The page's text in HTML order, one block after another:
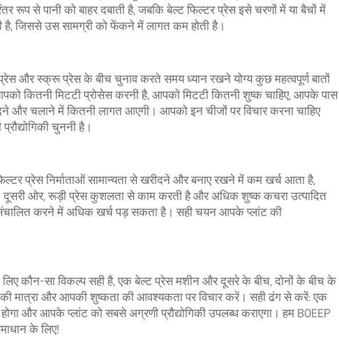
रूप से पानी को बाहर दबाती है, जबकि बेल्ट फिल्टर प्रेस इसे चरणों में या बैचों में
जिससे उस सामग्री को फेंकने में लागत कम होती है।
और स्क्रू प्रेस के बीच चुनाव करते समय ध्यान रखने योग्य कुछ महत्वपूर्ण बातों
कितनी मिटटी प्रोसेस करनी है, आपको मिटटी कितनी शुष्क चाहिए, आपके पास
और चलाने में कितनी लागत आएगी। आपको इन चीजों पर विचार करना चाहिए
चुननी है।
प्रेस निर्माताओंसामान्यता से खरीदने और बनाए रखने में कम खर्च आता है,
दूसरी ओर, रूड़ी प्रेस कुशलता से काम करती है और अधिक शुष्क कचरा उत्पादित
करने में अधिक खर्च पड़ सकता है। सही चयन आपके प्लांट की
कौन-सा विकल्प सही है, एक बेल्ट प्रेस मशीन और दूसरे के बीच, दोनों के बीच के
मात्रा और आपकी शुष्कता की आवश्यकता पर विचार करें। सही ढंग से करें: एक
और आपके प्लांट को सबसे अग्रणी प्रौद्योगिकी उपलब्ध कराएगा। हम BOEEP
के लिए!